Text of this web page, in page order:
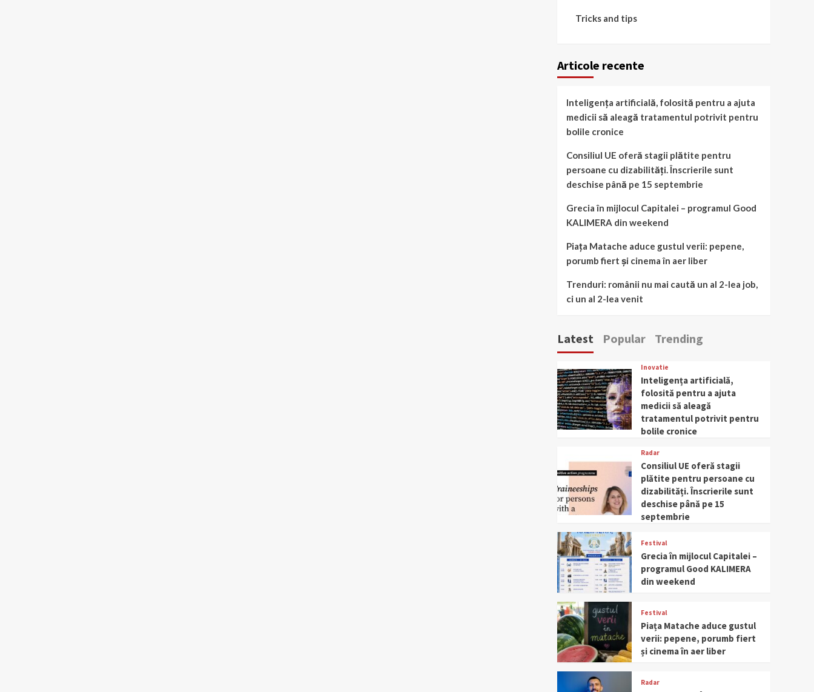
Tricks and tips
Articole recente
Inteligența artificială, folosită pentru a ajuta
medicii să aleagă tratamentul potrivit pentru
bolile cronice
Consiliul UE oferă stagii plătite pentru
persoane cu dizabilități. Înscrierile sunt
deschise până pe 15 septembrie
Grecia în mijlocul Capitalei – programul Good
KALIMERA din weekend
Piața Matache aduce gustul verii: pepene,
porumb fiert și cinema în aer liber
Trenduri: românii nu mai caută un al 2-lea job,
ci un al 2-lea venit
Latest Popular Trending
Inovatie
Inteligența artificială,
folosită pentru a ajuta
medicii să aleagă
tratamentul potrivit pentru
bolile cronice
Radar
Consiliul UE oferă stagii
plătite pentru persoane cu
dizabilități. Înscrierile sunt
deschise până pe 15
septembrie
Festival
Grecia în mijlocul Capitalei –
programul Good KALIMERA
din weekend
Festival
Piața Matache aduce gustul
verii: pepene, porumb fiert
și cinema în aer liber
Radar